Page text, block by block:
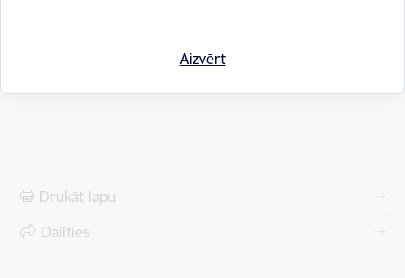
Aizvērt
Pretendentiem jāpiesakās līdz
Drukāt lapu
Dalīties